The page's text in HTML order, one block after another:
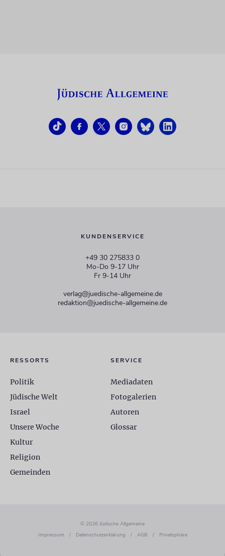
KUNDENSERVICE
+49 30 275833 0
Mo-Do 9-17 Uhr
Fr 9-14 Uhr
verlag@juedische-allgemeine.de
redaktion@juedische-allgemeine.de
RESSORTS
Politik
Jüdische Welt
Israel
Unsere Woche
Kultur
Religion
Gemeinden
SERVICE
Mediadaten
Fotogalerien
Autoren
Glossar
© 2026 Jüdische Allgemeine
Impressum
/ Datenschutzerklärung / AGB / Privatsphäre